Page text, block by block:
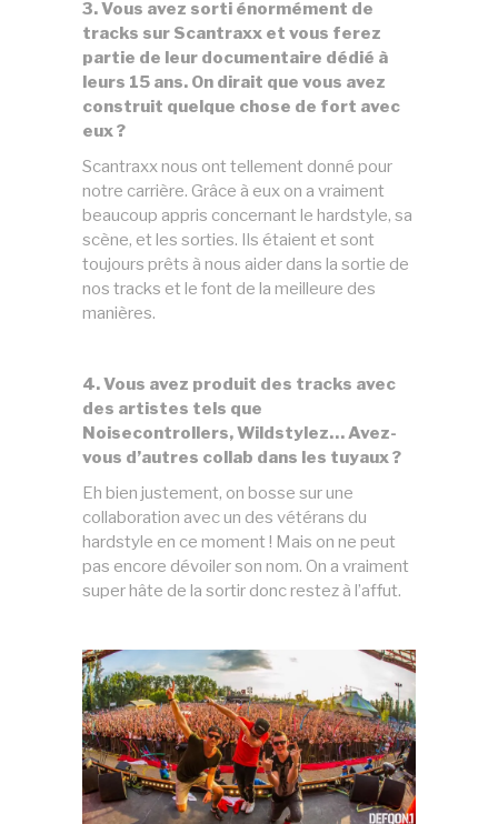
3. Vous avez sorti énormément de
tracks sur Scantraxx et vous ferez
partie de leur documentaire dédié à
leurs 15 ans. On dirait que vous avez
construit quelque chose de fort avec
eux ?
Scantraxx nous ont tellement donné pour
notre carrière. Grâce à eux on a vraiment
beaucoup appris concernant le hardstyle, sa
scène, et les sorties. Ils étaient et sont
toujours prêts à nous aider dans la sortie de
nos tracks et le font de la meilleure des
manières.
4. Vous avez produit des tracks avec
des artistes tels que
Noisecontrollers, Wildstylez… Avez-
vous d’autres collab dans les tuyaux ?
Eh bien justement, on bosse sur une
collaboration avec un des vétérans du
hardstyle en ce moment ! Mais on ne peut
pas encore dévoiler son nom. On a vraiment
super hâte de la sortir donc restez à l’affut.